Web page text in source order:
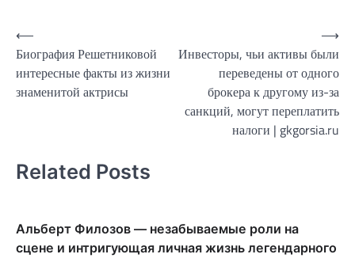
Навигация
по
записям
⟵
Биография Решетниковой
интересные факты из жизни
знаменитой актрисы
Инвесторы, чьи активы были
переведены от одного
брокера к другому из-за
санкций, могут переплатить
налоги | gkgorsia.ru
⟶
Related Posts
Альберт Филозов — незабываемые роли на
сцене и интригующая личная жизнь легендарного